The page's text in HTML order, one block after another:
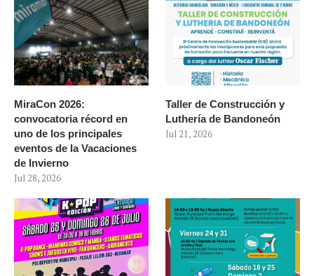
MiraCon 2026:
convocatoria récord en
uno de los principales
eventos de la Vacaciones
de Invierno
Jul 28, 2026
Taller de Construcción y
Luthería de Bandoneón
Jul 21, 2026